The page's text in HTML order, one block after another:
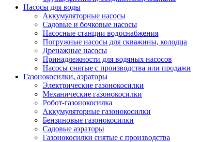
Насосы для воды
Аккумуляторные насосы
Садовые и бочковые насосы
Насосные станции водоснабжения
Погружные насосы для скважины, колодца
Дренажные насосы
Принадлежности для водяных насосов
Насосы снятые с производства или продажи
Газонокосилки, аэраторы
Электрические газонокосилки
Механические газонокосилки
Робот-газонокосилка
Аккумуляторные газонокосилки
Бензиновые газонокосилки
Садовые аэраторы
Газонокосилки снятые с производства